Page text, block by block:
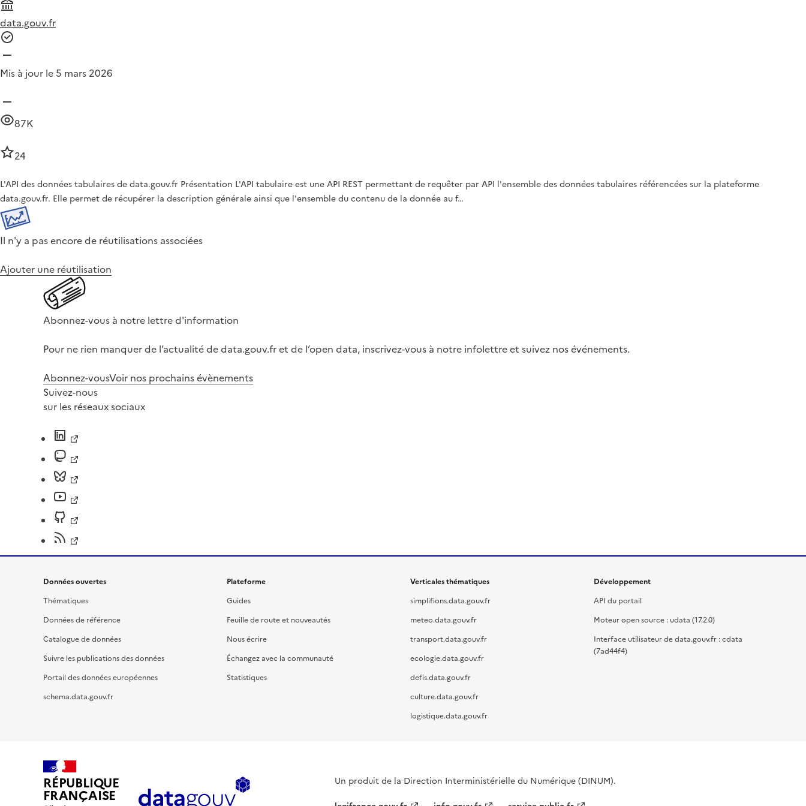
data.gouv.fr
Mis à jour le 5 mars 2026
87K
24
L'API des données tabulaires de data.gouv.fr Présentation L'API tabulaire est une API REST permettant de requêter par API l'ensemble des données tabulaires référencées sur la plateforme
data.gouv.fr. Elle permet de récupérer la description générale ainsi que l'ensemble du contenu de la donnée au f…
Il n'y a pas encore de réutilisations associées
Ajouter une réutilisation
Abonnez-vous à notre lettre d'information
Pour ne rien manquer de l’actualité de data.gouv.fr et de l’open data, inscrivez-vous à notre infolettre et suivez nos événements.
Abonnez-vousVoir nos prochains évènements
Suivez-nous
sur les réseaux sociaux
Données ouvertes
Thématiques
Données de référence
Catalogue de données
Suivre les publications des données
Portail des données européennes
schema.data.gouv.fr
Plateforme
Guides
Feuille de route et nouveautés
Nous écrire
Échangez avec la communauté
Statistiques
Verticales thématiques
simplifions.data.gouv.fr
meteo.data.gouv.fr
transport.data.gouv.fr
ecologie.data.gouv.fr
defis.data.gouv.fr
culture.data.gouv.fr
logistique.data.gouv.fr
Développement
API du portail
Moteur open source : udata (17.2.0)
Interface utilisateur de data.gouv.fr : cdata
(7ad44f4)
RÉPUBLIQUE
FRANÇAISE
Un produit de la Direction Interministérielle du Numérique (DINUM).